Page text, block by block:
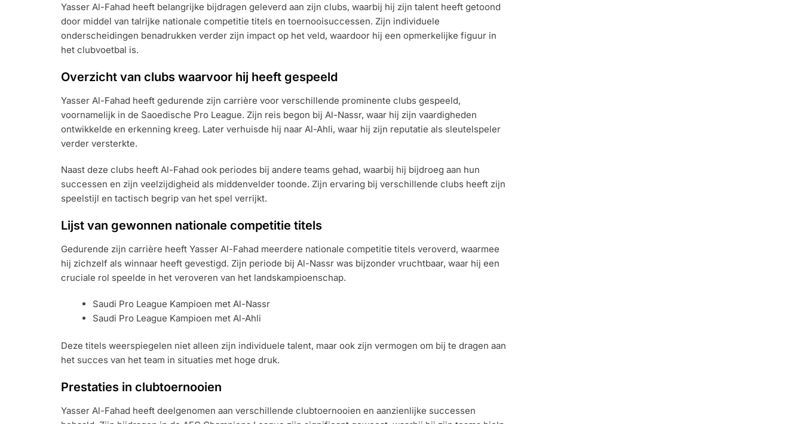
Yasser Al-Fahad heeft belangrijke bijdragen geleverd aan zijn clubs, waarbij hij zijn talent heeft getoond
door middel van talrijke nationale competitie titels en toernooisuccessen. Zijn individuele
onderscheidingen benadrukken verder zijn impact op het veld, waardoor hij een opmerkelijke figuur in
het clubvoetbal is.
Overzicht van clubs waarvoor hij heeft gespeeld
Yasser Al-Fahad heeft gedurende zijn carrière voor verschillende prominente clubs gespeeld,
voornamelijk in de Saoedische Pro League. Zijn reis begon bij Al-Nassr, waar hij zijn vaardigheden
ontwikkelde en erkenning kreeg. Later verhuisde hij naar Al-Ahli, waar hij zijn reputatie als sleutelspeler
verder versterkte.
Naast deze clubs heeft Al-Fahad ook periodes bij andere teams gehad, waarbij hij bijdroeg aan hun
successen en zijn veelzijdigheid als middenvelder toonde. Zijn ervaring bij verschillende clubs heeft zijn
speelstijl en tactisch begrip van het spel verrijkt.
Lijst van gewonnen nationale competitie titels
Gedurende zijn carrière heeft Yasser Al-Fahad meerdere nationale competitie titels veroverd, waarmee
hij zichzelf als winnaar heeft gevestigd. Zijn periode bij Al-Nassr was bijzonder vruchtbaar, waar hij een
cruciale rol speelde in het veroveren van het landskampioenschap.
Saudi Pro League Kampioen met Al-Nassr
Saudi Pro League Kampioen met Al-Ahli
Deze titels weerspiegelen niet alleen zijn individuele talent, maar ook zijn vermogen om bij te dragen aan
het succes van het team in situaties met hoge druk.
Prestaties in clubtoernooien
Yasser Al-Fahad heeft deelgenomen aan verschillende clubtoernooien en aanzienlijke successen